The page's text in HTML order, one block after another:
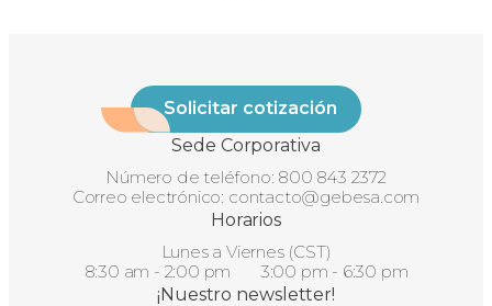
Solicitar cotización
Sede Corporativa
Número de teléfono: 800 843 2372
Correo electrónico: contacto@gebesa.com
Horarios
Lunes a Viernes (CST)
8:30 am - 2:00 pm 3:00 pm - 6:30 pm
¡Nuestro newsletter!